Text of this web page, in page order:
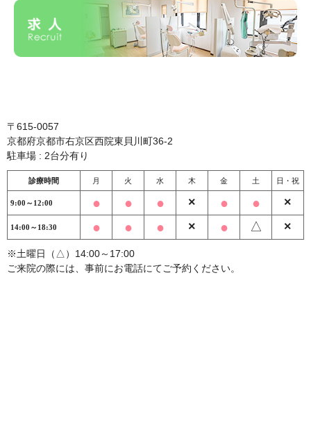
〒615-0057
京都府京都市右京区西院東貝川町36-2
駐車場 : 2台分有り
診療時間 月 火 水 木 金 土 日・祝
9:00～12:00 ● ● ● × ● ● ×
14:00～18:30 ● ● ● × ● △ ×
※土曜日（△）14:00～17:00
ご来院の際には、事前にお電話にてご予約ください。